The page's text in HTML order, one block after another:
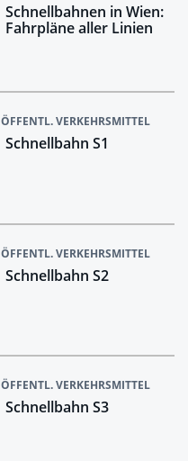
Schnellbahnen in Wien:
Fahrpläne aller Linien
ÖFFENTL. VERKEHRSMITTEL
Schnellbahn S1
ÖFFENTL. VERKEHRSMITTEL
Schnellbahn S2
ÖFFENTL. VERKEHRSMITTEL
Schnellbahn S3